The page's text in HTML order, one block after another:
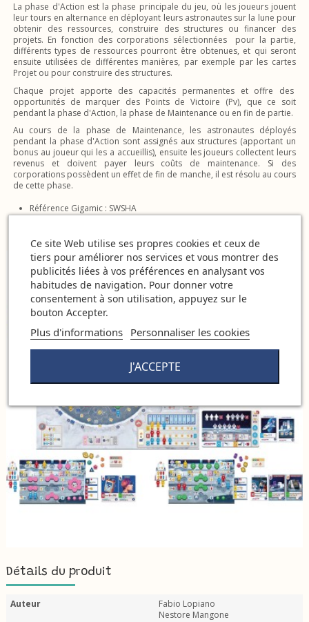
La phase d'Action est la phase principale du jeu, où les joueurs jouent
leur tours en alternance en déployant leurs astronautes sur la lune pour
obtenir des ressources, construire des structures ou financer des
projets. En fonction des corporations sélectionnées pour la partie,
différents types de ressources pourront être obtenues, et qui seront
ensuite utilisées de différentes manières, par exemple par les cartes
Projet ou pour construire des structures.
Chaque projet apporte des capacités permanentes et offre des
opportunités de marquer des Points de Victoire (Pv), que ce soit
pendant la phase d'Action, la phase de Maintenance ou en fin de partie.
Au cours de la phase de Maintenance, les astronautes déployés
pendant la phase d'Action sont assignés aux structures (apportant un
bonus au joueur qui les a accueillis), ensuite les joueurs collectent leurs
revenus et doivent payer leurs coûts de maintenance. Si des
corporations possèdent un effet de fin de manche, il est résolu au cours
de cette phase.
Référence Gigamic : SWSHA
Détails du produit
Auteur
Fabio Lopiano
Nestore Mangone
Ce site Web utilise ses propres cookies et ceux de
tiers pour améliorer nos services et vous montrer des
publicités liées à vos préférences en analysant vos
habitudes de navigation. Pour donner votre
consentement à son utilisation, appuyez sur le
bouton Accepter.
Plus d'informations Personnaliser les cookies
J'ACCEPTE